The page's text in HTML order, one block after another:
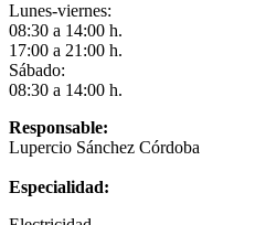
Lunes-viernes:
08:30 a 14:00 h.
17:00 a 21:00 h.
Sábado:
08:30 a 14:00 h.
Responsable:
Lupercio Sánchez Córdoba
Especialidad: